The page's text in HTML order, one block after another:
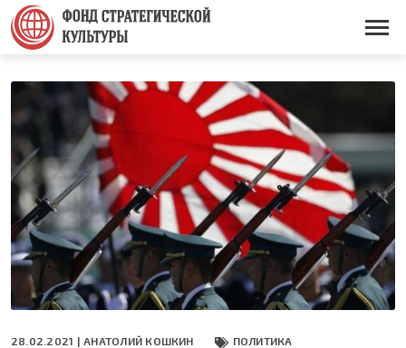
Перейти
основному
содержанию
Основная
28.02.2021 | АНАТОЛИЙ КОШКИН ПОЛИТИКА